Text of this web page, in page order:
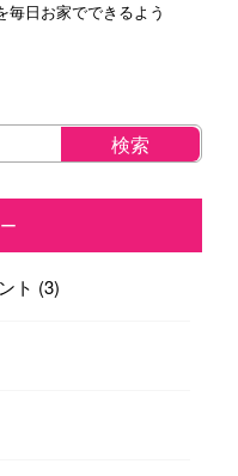
毎日お家でできるよう
ト (3)